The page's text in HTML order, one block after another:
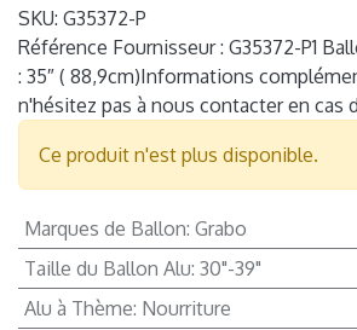
SKU: G35372-P
Référence Fournisseur : G35372-P1
: 35″ ( 88,9cm)Informations
n'hésitez pas à nous contacter en cas
Ce produit n'est plus disponible.
Marques de Ballon: Grabo
Taille du Ballon Alu: 30"-39"
Alu à Thème: Nourriture